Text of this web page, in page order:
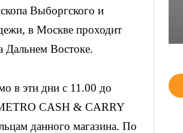
Выборгского и
в Москве проходит
Дальнем Востоке.
в эти дни с 11.00 до
CASH & CARRY
данного магазина. По